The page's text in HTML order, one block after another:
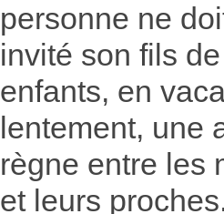
personne ne
invité son fils
enfants, en
lentement, une
règne entre les
et leurs